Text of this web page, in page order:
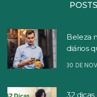
Beleza
diários
30 DE
32